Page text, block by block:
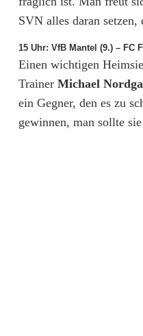
e
i
t
s
a
SVN alles daran
15 Uhr: VfB Mantel (9.) – FC
Einen wichtigen
Trainer Michael
ein Gegner, den es zu
gewinnen, man sollte